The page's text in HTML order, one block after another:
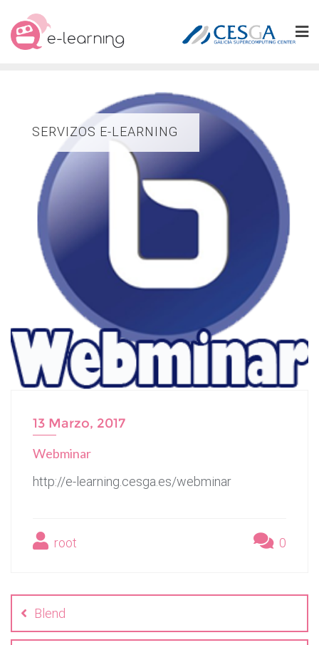
SERVIZOS E-LEARNING
13 Marzo, 2017
Webminar
http://e-learning.cesga.es/webminar
root 0
de
entradas
Blend